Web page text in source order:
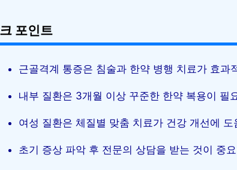
포인트
근골격계 통증은 침술과 한약 병행 치료가 효과
내부 질환은 3개월 이상 꾸준한 한약 복용이 필
여성 질환은 체질별 맞춤 치료가 건강 개선에 도
초기 증상 파악 후 전문의 상담을 받는 것이 중